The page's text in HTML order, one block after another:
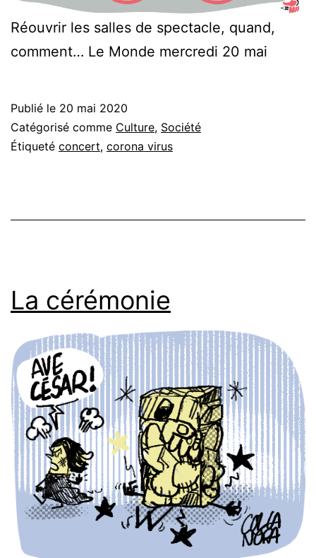
Réouvrir les salles de spectacle, quand,
comment… Le Monde mercredi 20 mai
Publié le 20 mai 2020
Catégorisé comme Culture, Société
Étiqueté concert, corona virus
La cérémonie